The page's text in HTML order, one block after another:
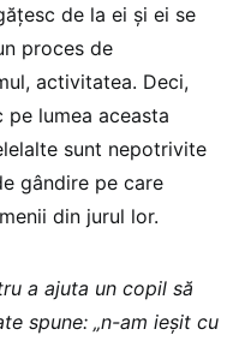
de la ei și ei se
proces de
activitatea. Deci,
lumea aceasta
sunt nepotrivite
gândire pe care
din jurul lor.
a ajuta un copil să
spune: „n-am ieșit cu